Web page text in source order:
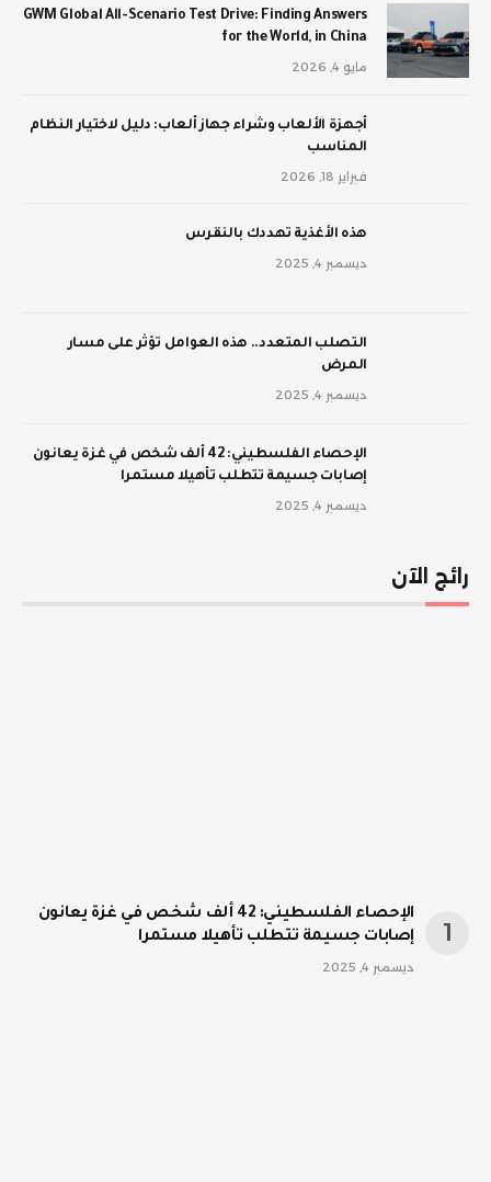
GWM Global All-Scenario Test Drive: Finding Answers
for the World, in China
مايو 4, 2026
أجهزة الألعاب وشراء جهاز ألعاب: دليل لاختيار النظام
المناسب
فبراير 18, 2026
‫هذه الأغذية تهددك بالنقرس
ديسمبر 4, 2025
‫التصلب المتعدد.. هذه العوامل تؤثر على مسار
المرض
ديسمبر 4, 2025
الإحصاء الفلسطيني: 42 ألف شخص في غزة يعانون
إصابات جسيمة تتطلب تأهيلا مستمرا
ديسمبر 4, 2025
رائج الآن
الإحصاء الفلسطيني: 42 ألف شخص في غزة يعانون
إصابات جسيمة تتطلب تأهيلا مستمرا
ديسمبر 4, 2025